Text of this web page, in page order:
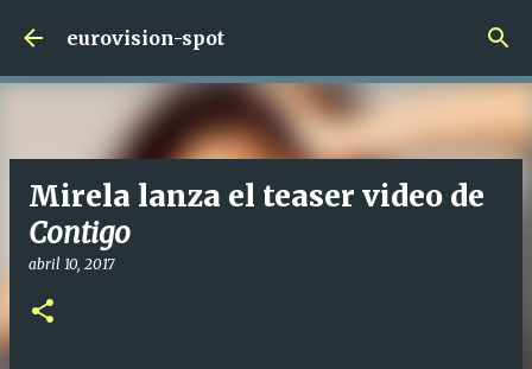
Ir al contenido principal
eurovision-spot
Mirela lanza el teaser video de
Contigo
abril 10, 2017